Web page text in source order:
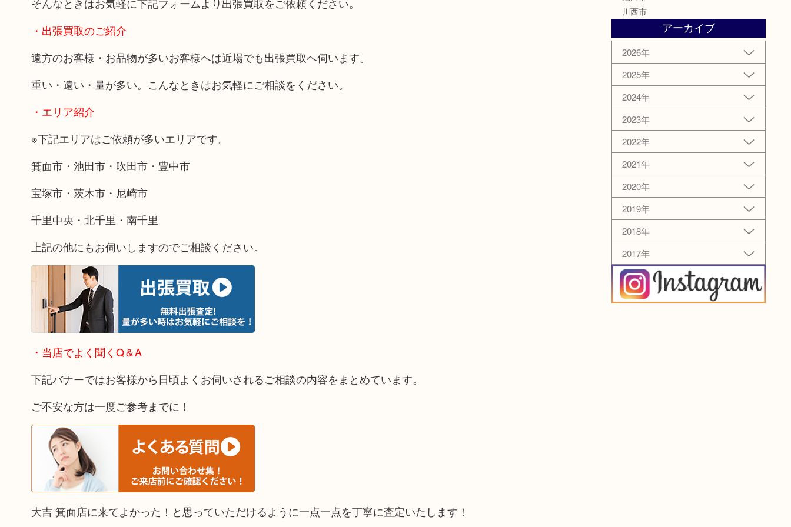
・出張買取のご紹介
遠方のお客様・お品物が多いお客様へは近場でも出張買取へ伺います。
重い・遠い・量が多い。こんなときはお気軽にご相談をください。
・エリア紹介
※下記エリアはご依頼が多いエリアです。
箕面市・池田市・吹田市・豊中市
宝塚市・茨木市・尼崎市
千里中央・北千里・南千里
上記の他にもお伺いしますのでご相談ください。
・当店でよく聞くQ＆A
下記バナーではお客様から日頃よくお伺いされるご相談の内容をまとめています。
ご不安な方は一度ご参考までに！
大吉 箕面店に来てよかった！と思っていただけるように一点一点を丁寧に査定いたします！
川西市
アーカイブ
2026年
2025年
2024年
2023年
2022年
2021年
2020年
2019年
2018年
2017年